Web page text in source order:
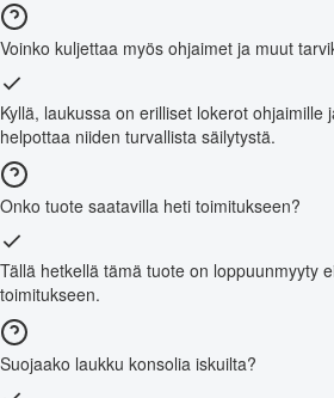
Voinko kuljettaa myös ohjaimet ja muut
Kyllä, laukussa on erilliset lokerot ohjaimille
helpottaa niiden turvallista säilytystä.
Onko tuote saatavilla heti toimitukseen?
Tällä hetkellä tämä tuote on loppuunmyyty
toimitukseen.
Suojaako laukku konsolia iskuilta?